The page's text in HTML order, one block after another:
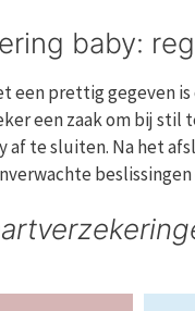
baby:
een prettig gegeven
een zaak om bij stil
af te sluiten. Na het